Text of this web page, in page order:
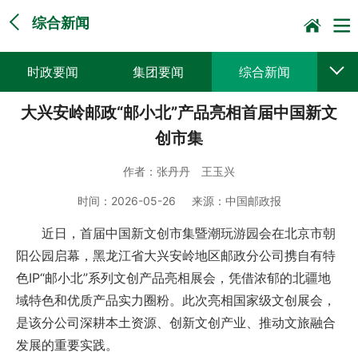
综合新闻
时政要闻 集团要闻 综合新闻
媒体聚焦 党建动态 普遍服务
大兴安岭邮政“邮小北”产品亮相首届中国新文
创市集
作者： 张丹丹 王玉兴
时间： 2026-05-26 来源： 中国邮政报
近日，首届中国新文创市集暨潮玩游园会在北京市朝
阳公园启幕，黑龙江省大兴安岭地区邮政分公司携自有特
色IP“邮小北”系列文创产品亮相展会，凭借浓郁的北疆地
域特色和优质产品实力圈粉。此次亮相国家级文创展会，
是该分公司深耕本土资源、创新文创产业、推动文旅融合
发展的重要实践。